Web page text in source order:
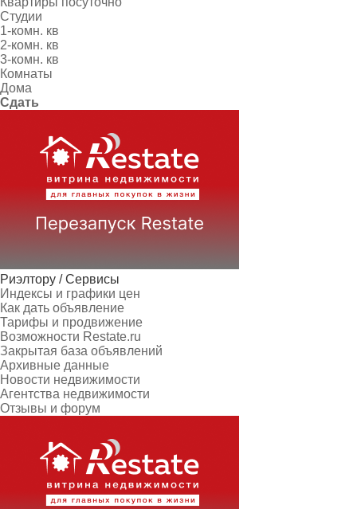
Студии
1-комн. кв
2-комн. кв
3-комн. кв
Комнаты
Дома
Сдать
Риэлтору / Сервисы
Индексы и графики цен
Как дать объявление
Тарифы и продвижение
Возможности Restate.ru
Закрытая база объявлений
Архивные данные
Новости недвижимости
Агентства недвижимости
Отзывы и форум